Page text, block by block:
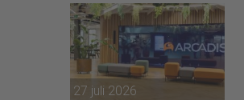
27 juli 2026